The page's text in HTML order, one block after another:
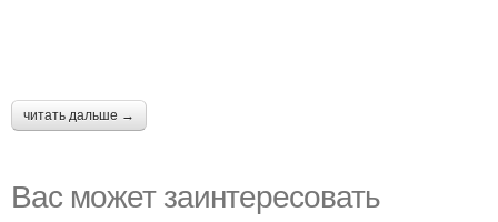
читать дальше →
Вас может заинтересовать